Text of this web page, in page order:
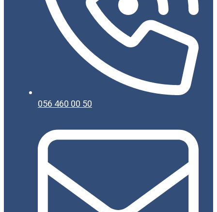
056 460 00 50